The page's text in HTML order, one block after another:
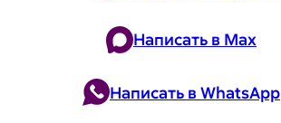
Написать в Max
Написать в WhatsApp